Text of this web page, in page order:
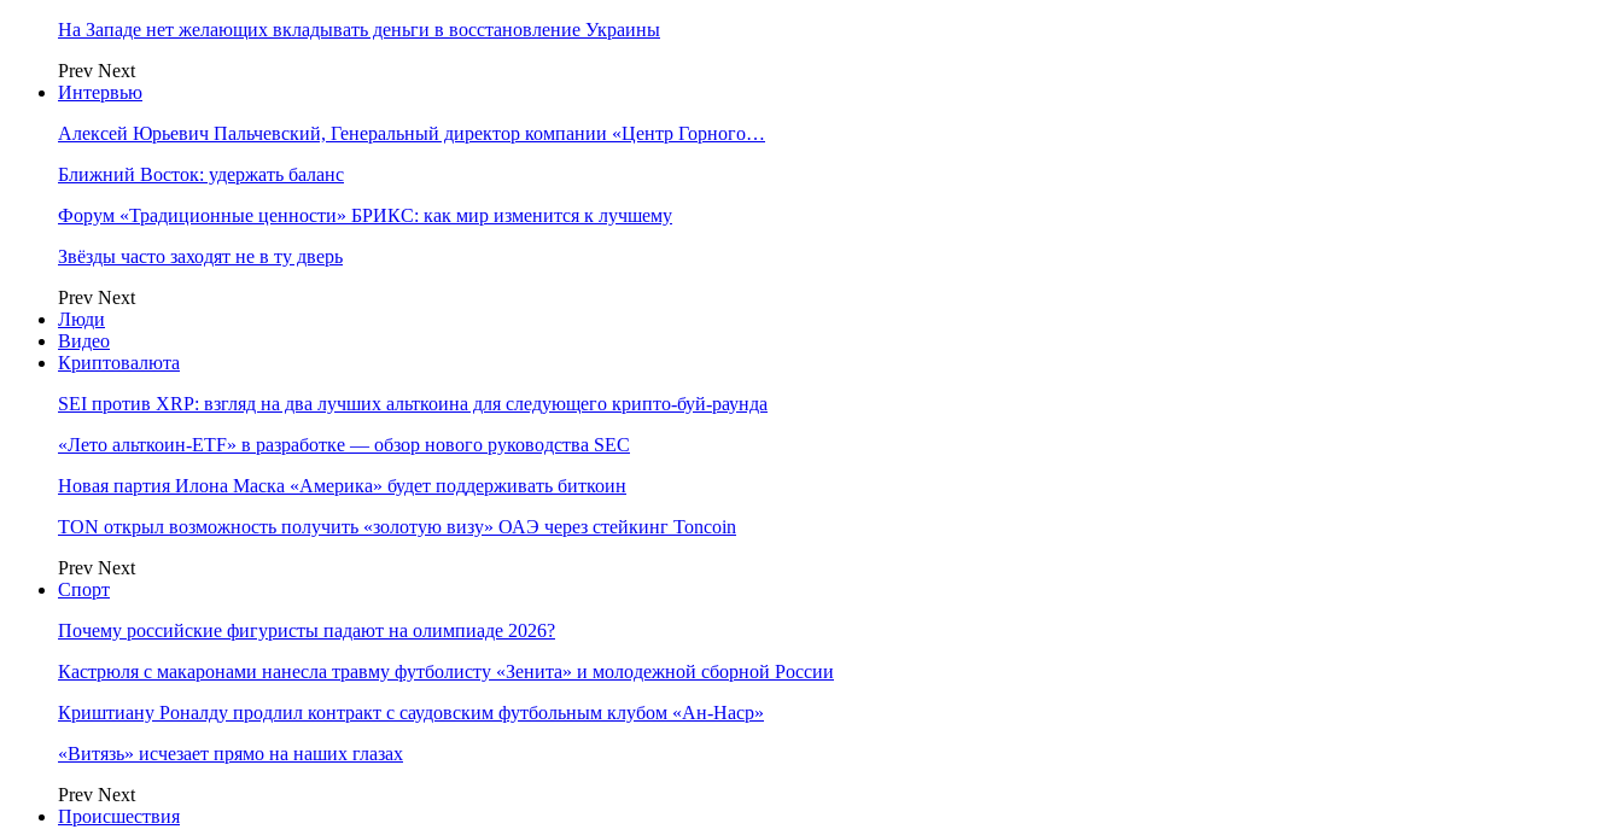
На Западе нет желающих вкладывать деньги в восстановление Украины
Prev Next
Интервью
Алексей Юрьевич Пальчевский, Генеральный директор компании «Центр Горного…
Ближний Восток: удержать баланс
Форум «Традиционные ценности» БРИКС: как мир изменится к лучшему
Звёзды часто заходят не в ту дверь
Prev Next
Люди
Видео
Криптовалюта
SEI против XRP: взгляд на два лучших альткоина для следующего крипто-буй-раунда
«Лето альткоин-ETF» в разработке — обзор нового руководства SEC
Новая партия Илона Маска «Америка» будет поддерживать биткоин
TON открыл возможность получить «золотую визу» ОАЭ через стейкинг Toncoin
Prev Next
Спорт
Почему российские фигуристы падают на олимпиаде 2026?
Кастрюля с макаронами нанесла травму футболисту «Зенита» и молодежной сборной России
Криштиану Роналду продлил контракт с саудовским футбольным клубом «Ан-Наср»
«Витязь» исчезает прямо на наших глазах
Prev Next
Происшествия